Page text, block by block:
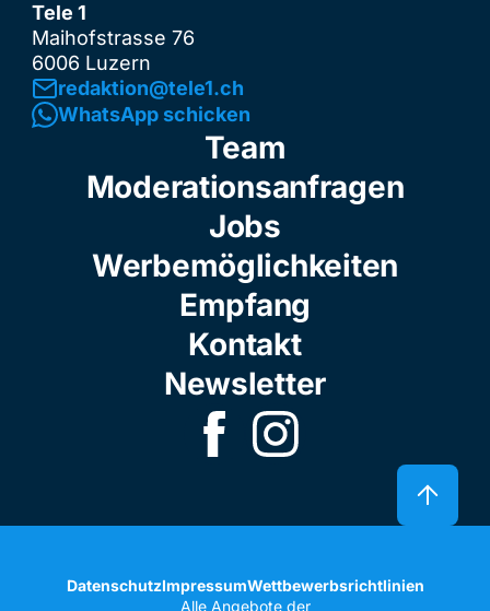
Tele 1
Maihofstrasse 76
6006 Luzern
redaktion@tele1.ch
WhatsApp schicken
Team
Moderationsanfragen
Jobs
Werbemöglichkeiten
Empfang
Kontakt
Newsletter
DatenschutzImpressumWettbewerbsrichtlinien
Alle Angebote der